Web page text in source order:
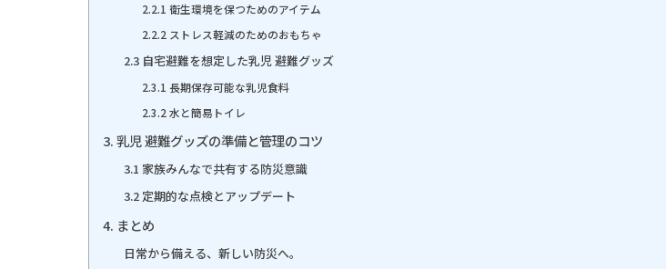
2.2.1 衛生環境を保つためのアイテム
2.2.2 ストレス軽減のためのおもちゃ
2.3 自宅避難を想定した乳児 避難グッズ
2.3.1 長期保存可能な乳児食料
2.3.2 水と簡易トイレ
3. 乳児 避難グッズの準備と管理のコツ
3.1 家族みんなで共有する防災意識
3.2 定期的な点検とアップデート
4. まとめ
日常から備える、新しい防災へ。